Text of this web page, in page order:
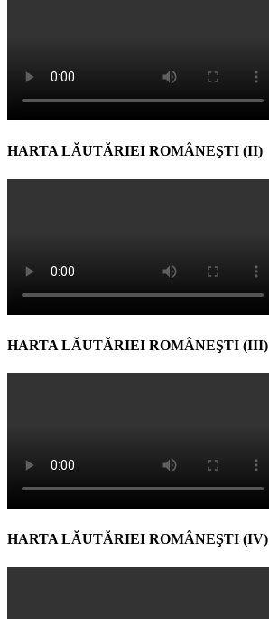
HARTA LĂUTĂRIEI ROMÂNEŞTI (II)
HARTA LĂUTĂRIEI ROMÂNEŞTI (III)
HARTA LĂUTĂRIEI ROMÂNEŞTI (IV)